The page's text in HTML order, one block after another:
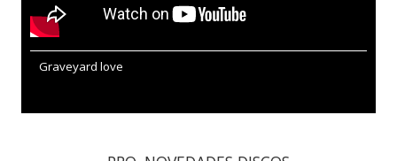
Graveyard love